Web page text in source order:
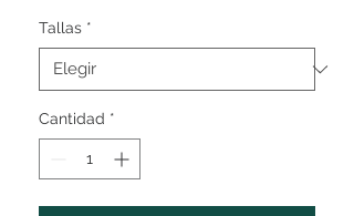
Tallas *
Cantidad *